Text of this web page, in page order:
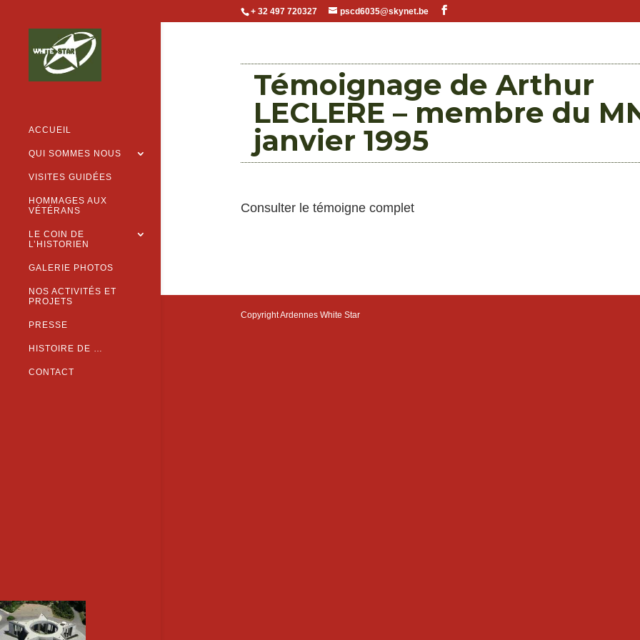
+ 32 497 720327 pscd6035@skynet.be
ACCUEIL
QUI SOMMES NOUS
VISITES GUIDÉES
HOMMAGES AUX
VÉTÉRANS
LE COIN DE
L’HISTORIEN
GALERIE PHOTOS
NOS ACTIVITÉS ET
PROJETS
PRESSE
HISTOIRE DE …
CONTACT
Témoignage de Arthur
LECLERE – membre du
janvier 1995
Consulter le témoigne complet
Copyright Ardennes White Star